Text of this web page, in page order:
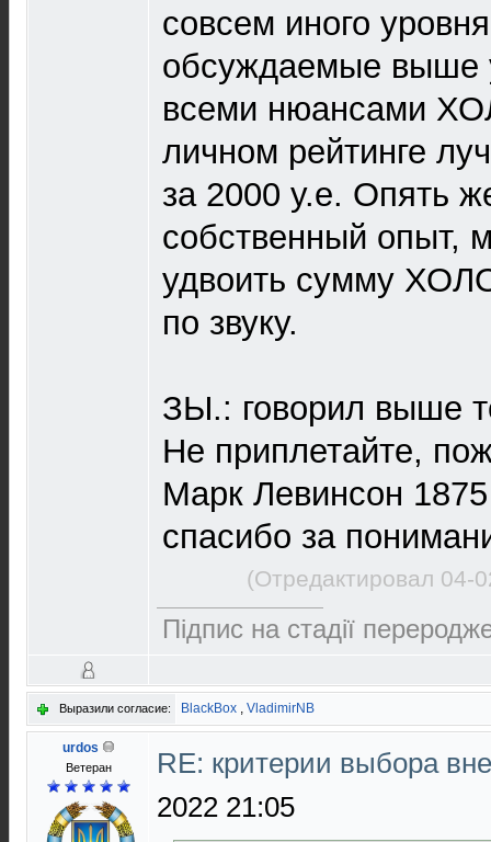
совсем иного
обсуждаемые выше
всеми нюансами
личном рейтинге
за 2000 у.е. Опять
собственный опыт,
удвоить сумму
по звуку.
ЗЫ.: говорил выше
Не приплетайте,
Марк Левинсон
спасибо за
(Отредактировал 04-
Підпис на стадії
Выразили согласие: BlackBox , VladimirNB
urdos
Ветеран
RE: критерии выбора
2022 21:05